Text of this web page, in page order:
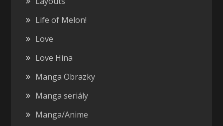
Life of Melon!
Love
Love Hina
Manga Obrazky
Manga seriály
Manga/Anime